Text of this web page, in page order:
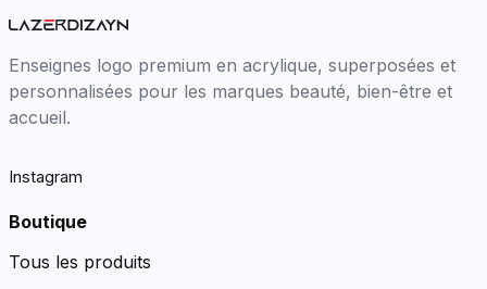
Enseignes logo premium en acrylique, superposées et
personnalisées pour les marques beauté, bien-être et
accueil.
Instagram
Boutique
Tous les produits